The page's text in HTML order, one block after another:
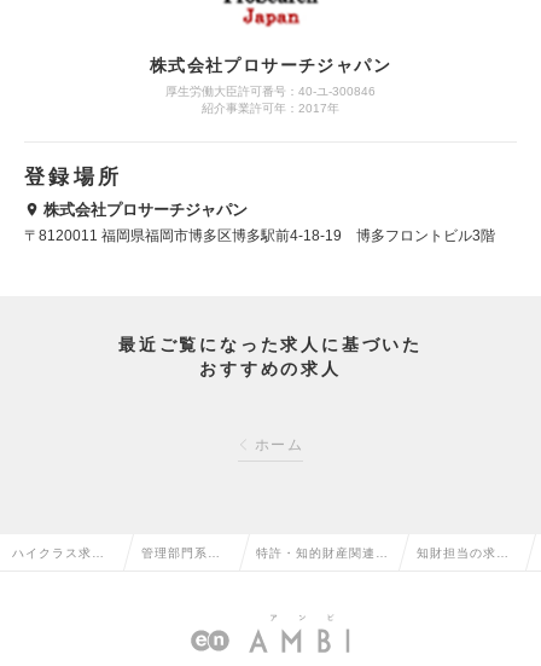
株式会社プロサーチジャパン
厚生労働大臣許可番号：40-ユ-300846
紹介事業許可年：2017年
登録場所
株式会社プロサーチジャパン
〒8120011 福岡県福岡市博多区博多駅前4-18-19 博多フロントビル3階
最近ご覧になった求人に基づいた
おすすめの求人
ホーム
ハイクラス求人T 管理部門系の 特許・知的財産関連の 知財担当の求人